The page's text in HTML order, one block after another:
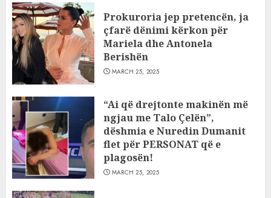
Prokuroria jep pretencën, ja
çfarë dënimi kërkon për
Mariela dhe Antonela
Berishën
MARCH 25, 2025
“Ai që drejtonte makinën më
ngjau me Talo Çelën”,
dëshmia e Nuredin Dumanit
flet për PERSONAT që e
plagosën!
MARCH 25, 2025